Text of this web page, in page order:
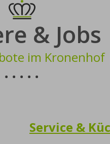
& Jobs
im Kronenhof
Service &